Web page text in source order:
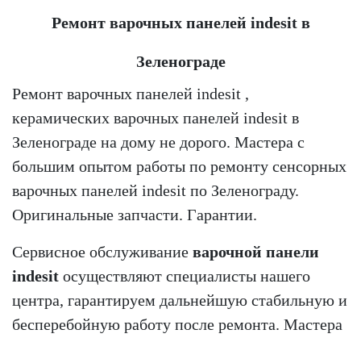
Ремонт варочных панелей indesit в
Зеленограде
Ремонт варочных панелей indesit ,
керамических варочных панелей indesit в
Зеленограде на дому не дорого. Мастера с
большим опытом работы по ремонту сенсорных
варочных панелей indesit по Зеленограду.
Оригинальные запчасти. Гарантии.
Cервисное обслуживание варочной панели
indesit осуществляют специалисты нашего
центра, гарантируем дальнейшую стабильную и
бесперебойную работу после ремонта. Мастера